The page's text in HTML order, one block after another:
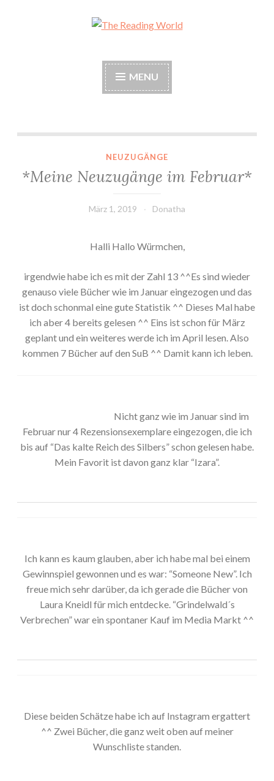
The Reading World
MENU
*Meine Neuzugänge im Februar*
NEUZUGÄNGE
*Meine Neuzugänge im Februar*
März 1, 2019 Donatha
Halli Hallo Würmchen,
irgendwie habe ich es mit der Zahl 13 ^^Es sind wieder
genauso viele Bücher wie im Januar eingezogen und das
ist doch schonmal eine gute Statistik ^^ Dieses Mal habe
ich aber 4 bereits gelesen ^^ Eins ist schon für März
geplant und ein weiteres werde ich im April lesen. Also
kommen 7 Bücher auf den SuB ^^ Damit kann ich leben.
Nicht ganz wie im Januar sind im
Februar nur 4 Rezensionsexemplare eingezogen, die ich
bis auf “Das kalte Reich des Silbers” schon gelesen habe.
Mein Favorit ist davon ganz klar “Izara”.
Ich kann es kaum glauben, aber ich habe mal bei einem
Gewinnspiel gewonnen und es war: “Someone New”. Ich
freue mich sehr darüber, da ich gerade die Bücher von
Laura Kneidl für mich entdecke. “Grindelwald´s
Verbrechen” war ein spontaner Kauf im Media Markt ^^
Diese beiden Schätze habe ich auf Instagram ergattert
^^ Zwei Bücher, die ganz weit oben auf meiner
Wunschliste standen.